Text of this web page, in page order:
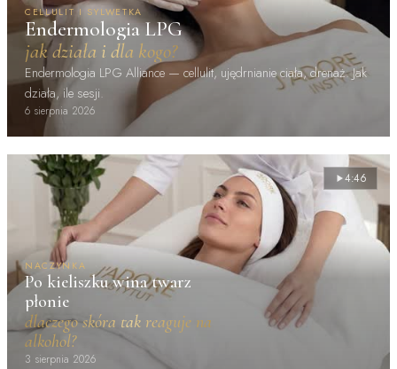
CELLULIT I SYLWETKA
Endermologia LPG
jak działa i dla kogo?
Endermologia LPG Alliance — cellulit, ujędrnianie ciała, drenaż. Jak
działa, ile sesji.
6 sierpnia 2026
NACZYNKA
Po kieliszku wina twarz
płonie
dlaczego skóra tak reaguje na
alkohol?
3 sierpnia 2026
4:46